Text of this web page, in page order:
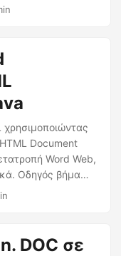
είστε έμπειρος
Document
Word Web,
Οδηγός βήμα
μετατροπής του
DOC σε